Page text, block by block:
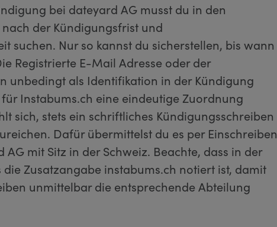
bei dateyard AG musst du in den
der Kündigungsfrist und
suchen. Nur so kannst du sicherstellen, bis wann
Registrierte E-Mail Adresse oder der
unbedingt als Identifikation in der Kündigung
Instabums.ch eine eindeutige Zuordnung
sich, stets ein schriftliches Kündigungsschreiben
Dafür übermittelst du es per Einschreiben
mit Sitz in der Schweiz. Beachte, dass in der
die Zusatzangabe instabums.ch notiert ist, damit
unmittelbar die entsprechende Abteilung